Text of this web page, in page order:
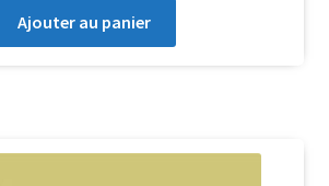
Ajouter au panier